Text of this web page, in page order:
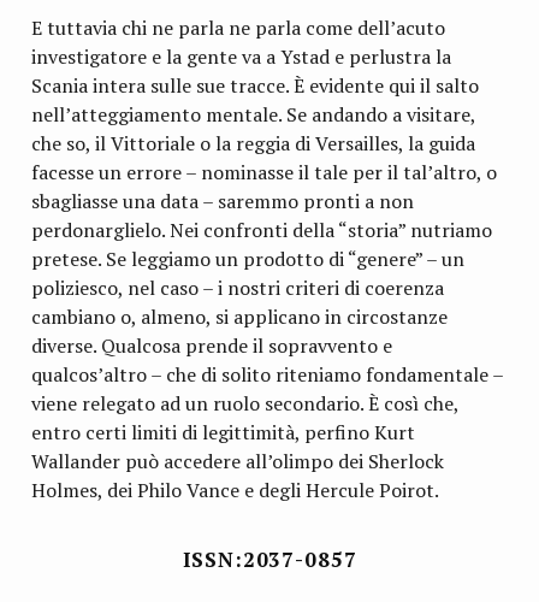
E tuttavia chi ne parla ne parla come dell’acuto
investigatore e la gente va a Ystad e perlustra la
Scania intera sulle sue tracce. È evidente qui il salto
nell’atteggiamento mentale. Se andando a visitare,
che so, il Vittoriale o la reggia di Versailles, la guida
facesse un errore – nominasse il tale per il tal’altro, o
sbagliasse una data – saremmo pronti a non
perdonarglielo. Nei confronti della “storia” nutriamo
pretese. Se leggiamo un prodotto di “genere” – un
poliziesco, nel caso – i nostri criteri di coerenza
cambiano o, almeno, si applicano in circostanze
diverse. Qualcosa prende il sopravvento e
qualcos’altro – che di solito riteniamo fondamentale –
viene relegato ad un ruolo secondario. È così che,
entro certi limiti di legittimità, perfino Kurt
Wallander può accedere all’olimpo dei Sherlock
Holmes, dei Philo Vance e degli Hercule Poirot.
ISSN:2037-0857